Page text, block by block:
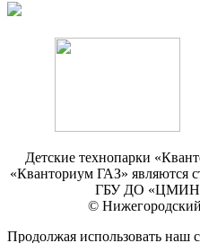
Детские технопарки
«Кванториум ГАЗ» являются
ГБУ ДО
©
Продолжая использовать наш